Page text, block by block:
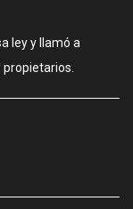
ley y llamó a